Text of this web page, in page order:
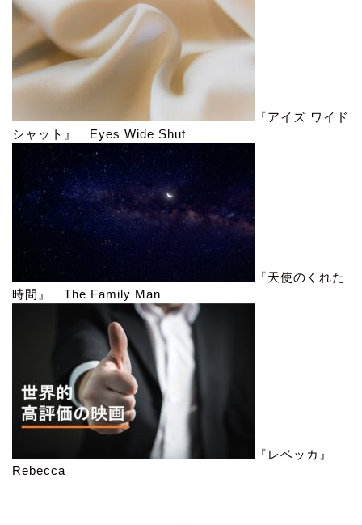
『アイズ ワイド
シャット』 Eyes Wide Shut
『天使のくれた
時間』 The Family Man
『レベッカ』
Rebecca